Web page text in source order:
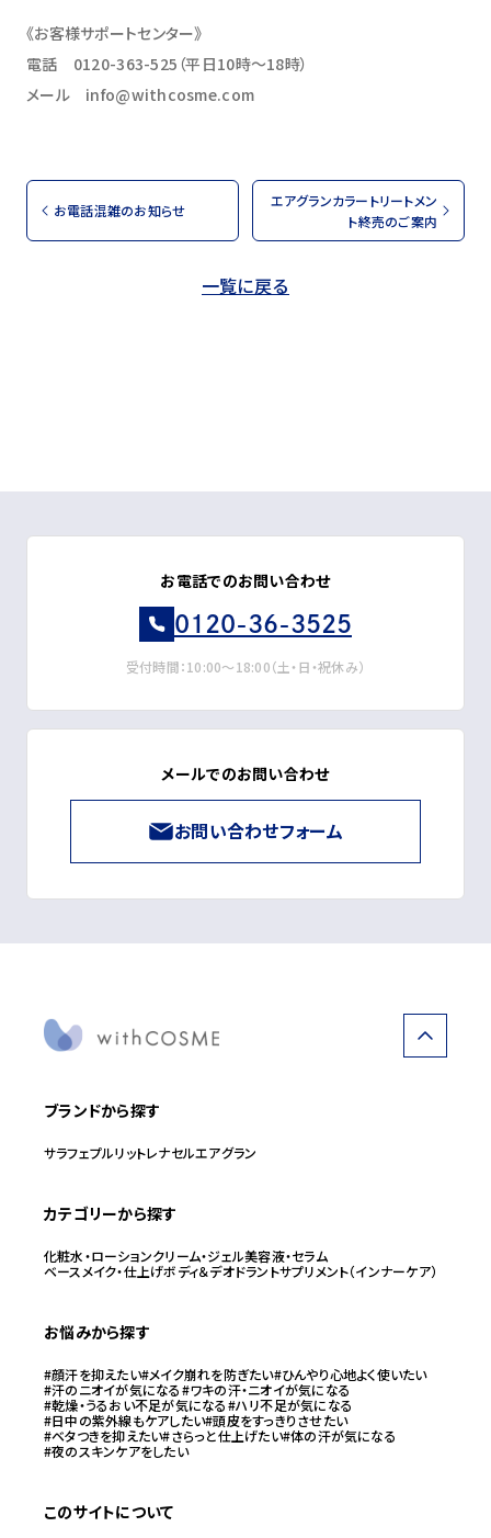
《お客様サポートセンター》
電話 0120-363-525（平日10時～18時）
メール info@withcosme.com
お電話混雑のお知らせ
一覧に戻る
エアグランカラートリートメン
ト終売のご案内
お電話でのお問い合わせ
0120-36-3525
受付時間：10:00～18:00（土・日・祝休み）
メールでのお問い合わせ
お問い合わせフォーム
ブランドから探す
サラフェプルリットレナセルエアグラン
カテゴリーから探す
化粧水・ローションクリーム・ジェル美容液・セラム
ベースメイク・仕上げボディ＆デオドラントサプリメント（インナーケア）
お悩みから探す
#顔汗を抑えたい#メイク崩れを防ぎたい#ひんやり心地よく使いたい
#汗のニオイが気になる#ワキの汗・ニオイが気になる
#乾燥・うるおい不足が気になる#ハリ不足が気になる
#日中の紫外線もケアしたい#頭皮をすっきりさせたい
#ベタつきを抑えたい#さらっと仕上げたい#体の汗が気になる
#夜のスキンケアをしたい
このサイトについて